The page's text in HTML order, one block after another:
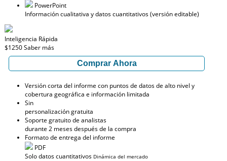
PowerPoint
Información cualitativa y datos cuantitativos (versión editable)
Inteligencia Rápida
$1250Saber más
Comprar Ahora
Versión corta del informe con puntos de datos de alto nivel y
cobertura geográfica e información limitada
Sin
personalización gratuita
Soporte gratuito de analistas
durante 2 meses después de la compra
Formato de entrega del informe
PDF
Solo datos cuantitativos Dinámica del mercado